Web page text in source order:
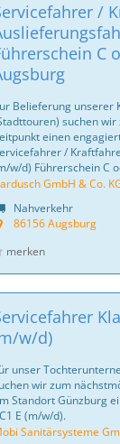
/
C
Belieferung unserer
suchen
einen
/
w/d) Führerschein C
GmbH & Co.
Nahverkehr
86156 Augsburg
merken
w/d)
unser
wir zum
Standort Günzburg
E (m/w/d).
Sanitärsysteme